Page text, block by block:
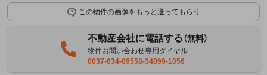
この物件の画像をもっと送ってもらう
不動産会社に電話する（無料）
物件お問い合わせ専用ダイヤル
0037-634-09558-34099-1056